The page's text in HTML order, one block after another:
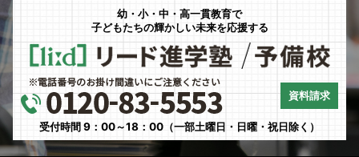
幼・小・中・高一貫教育で
子どもたちの輝かしい未来を応援する
資料請求
受付時間 9：00～18：00（一部土曜日・日曜・祝日除く）